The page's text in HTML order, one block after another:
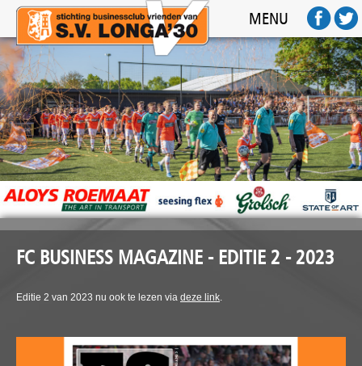
HOME
ACTIVITEITEN
SPONSOREN
FOTO'S
AFTERMOVIE
FC BUSINESS
CONTACT
MENU
FC BUSINESS MAGAZINE - EDITIE 2 - 2023
Editie 2 van 2023 nu ook te lezen via deze link.